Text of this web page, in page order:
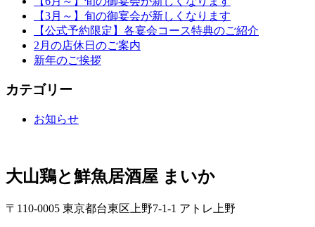
【3月～】旬の御宴会が新しくなります
【公式予約限定】各宴会コース特典のご紹介
2月の店休日のご案内
新年のご挨拶
カテゴリー
お知らせ
大山鶏と鮮魚居酒屋 まいか
〒110-0005 東京都台東区上野7-1-1 アトレ上野